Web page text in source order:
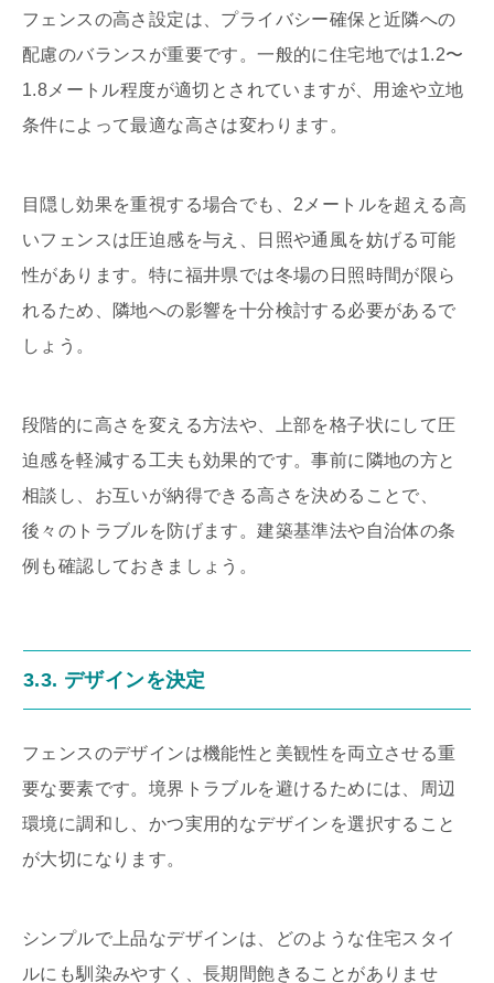
フェンスの高さ設定は、プライバシー確保と近隣への
配慮のバランスが重要です。一般的に住宅地では1.2〜
1.8メートル程度が適切とされていますが、用途や立地
条件によって最適な高さは変わります。
目隠し効果を重視する場合でも、2メートルを超える高
いフェンスは圧迫感を与え、日照や通風を妨げる可能
性があります。特に福井県では冬場の日照時間が限ら
れるため、隣地への影響を十分検討する必要があるで
しょう。
段階的に高さを変える方法や、上部を格子状にして圧
迫感を軽減する工夫も効果的です。事前に隣地の方と
相談し、お互いが納得できる高さを決めることで、
後々のトラブルを防げます。建築基準法や自治体の条
例も確認しておきましょう。
3.3. デザインを決定
フェンスのデザインは機能性と美観性を両立させる重
要な要素です。境界トラブルを避けるためには、周辺
環境に調和し、かつ実用的なデザインを選択すること
が大切になります。
シンプルで上品なデザインは、どのような住宅スタイ
ルにも馴染みやすく、長期間飽きることがありませ